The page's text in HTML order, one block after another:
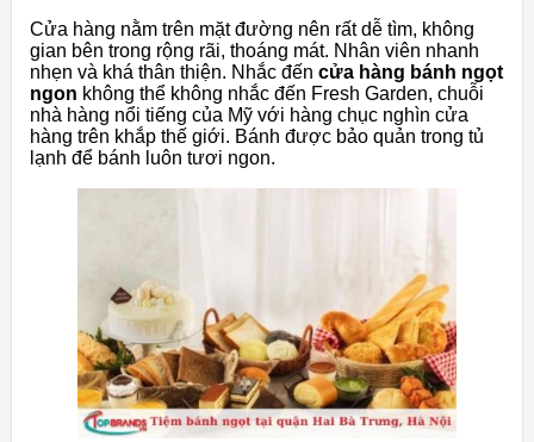
Cửa hàng nằm trên mặt đường nên rất dễ tìm, không
gian bên trong rộng rãi, thoáng mát. Nhân viên nhanh
nhẹn và khá thân thiện. Nhắc đến cửa hàng bánh ngọt
ngon không thể không nhắc đến Fresh Garden, chuỗi
nhà hàng nổi tiếng của Mỹ với hàng chục nghìn cửa
hàng trên khắp thế giới. Bánh được bảo quản trong tủ
lạnh để bánh luôn tươi ngon.